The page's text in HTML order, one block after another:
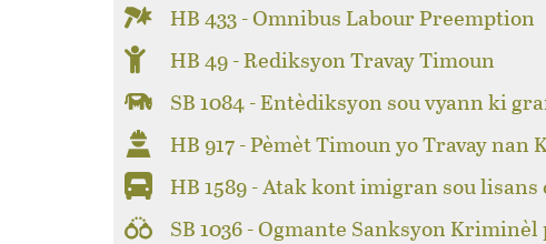
HB 433 - Omnibus Labour Preemption
HB 49 - Rediksyon Travay Timoun
SB 1084 - Entèdiksyon sou vyann ki
HB 917 - Pèmèt Timoun yo Travay nan
HB 1589 - Atak kont imigran sou lisans
SB 1036 - Ogmante Sanksyon